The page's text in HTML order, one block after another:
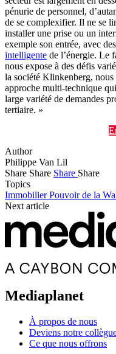
pénurie de personnel,
de se complexifier. Il ne se
installer une prise ou un
exemple son entrée, avec
intelligente de l’énergie. Le
nous expose à des défis
la société Klinkenberg,
approche multi-technique
large variété de demandes
tertiaire. »
Author
Philippe Van Lil
Share Share Share Share
Topics
ImmobilierPouvoir de la
Next article
Mediaplanet
À propos de nous
Deviens notre
Ce que nous offrons